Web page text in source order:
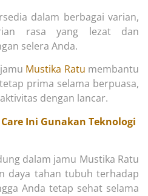
dalam berbagai varian,
rasa yang lezat dan
selera Anda.
Mustika Ratu membantu
prima selama berpuasa,
dengan lancar.
Ini Gunakan Teknologi
dalam jamu Mustika Ratu
daya tahan tubuh terhadap
Anda tetap sehat selama